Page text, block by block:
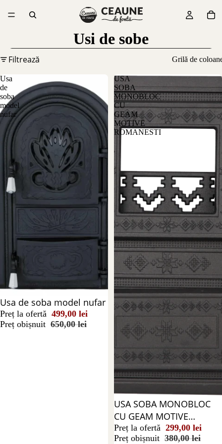
Usi de sobe
Filtrează Grilă de
Usa
de
soba
model
nufar
Stoc epuizat
Usa de soba model nufar
Preț la ofertă 499,00 lei
Preț obișnuit 650,00 lei
USA
SOBA
MONOBLOC
CU
GEAM
MOTIVE
ROMANESTI
Reducere 21%
USA SOBA MONOBLOC
CU GEAM MOTIVE
ROMANESTI
Preț la ofertă 299,00 lei
Preț obișnuit 380,00 lei